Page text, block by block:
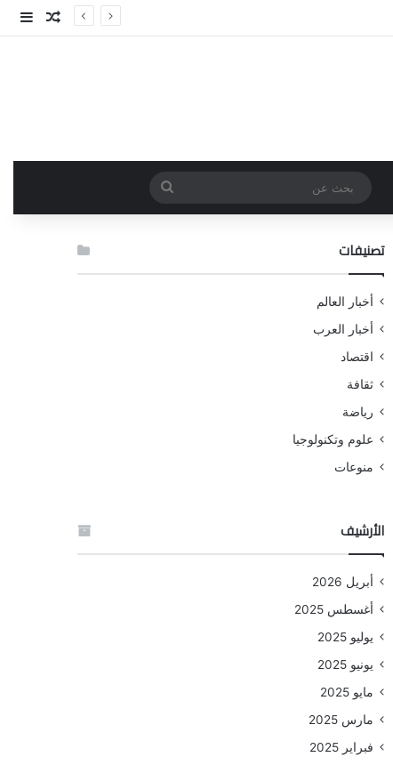
مقال
بحث
عن
تصنيفات
أخبار العالم
أخبار العرب
اقتصاد
ثقافة
رياضة
علوم وتكنولوجيا
منوعات
الأرشيف
أبريل 2026
أغسطس 2025
يوليو 2025
يونيو 2025
مايو 2025
مارس 2025
فبراير 2025